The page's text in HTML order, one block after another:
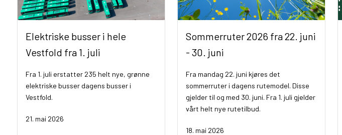
Elektriske busser i hele
Vestfold fra 1. juli
Fra 1. juli erstatter 235 helt nye, grønne
elektriske busser dagens busser i
Vestfold.
21. mai 2026
Sommerruter 2026 fra 22. juni
- 30. juni
Fra mandag 22. juni kjøres det
sommerruter i dagens rutemodel. Disse
gjelder til og med 30. juni. Fra 1. juli gjelder
vårt helt nye rutetilbud.
18. mai 2026